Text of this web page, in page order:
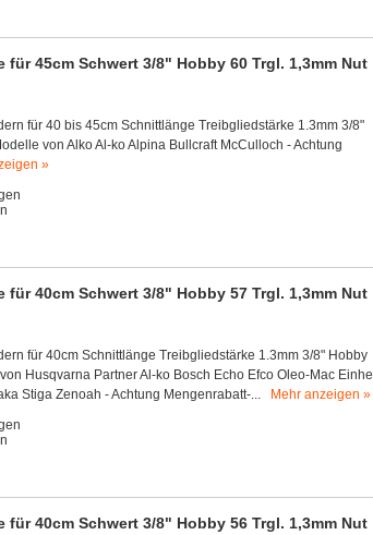
für 45cm Schwert 3/8" Hobby 60 Trgl. 1,3mm Nut
für 40 bis 45cm Schnittlänge Treibgliedstärke 1.3mm 3/8"
von Alko Al-ko Alpina Bullcraft McCulloch - Achtung
»
für 40cm Schwert 3/8" Hobby 57 Trgl. 1,3mm Nut
für 40cm Schnittlänge Treibgliedstärke 1.3mm 3/8" Hobby
Husqvarna Partner Al-ko Bosch Echo Efco Oleo-Mac Einhell
Stiga Zenoah - Achtung Mengenrabatt-...
Mehr anzeigen »
für 40cm Schwert 3/8" Hobby 56 Trgl. 1,3mm Nut